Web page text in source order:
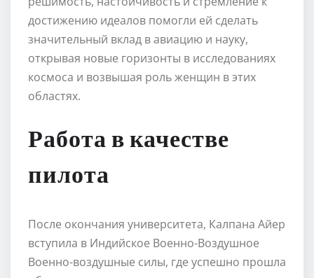
достижению идеалов помогли ей сделать
значительный вклад в авиацию и науку,
открывая новые горизонты в исследованиях
космоса и возвышая роль женщин в этих
областях.
Работа в качестве
пилота
После окончания университета, Калпана Айер
вступила в Индийское Военно-Воздушное
Военно-воздушные силы, где успешно прошла